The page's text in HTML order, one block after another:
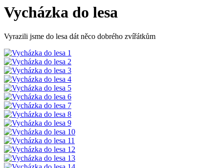
Vycházka do lesa
Vyrazili jsme do lesa dát něco dobrého zvířátkům